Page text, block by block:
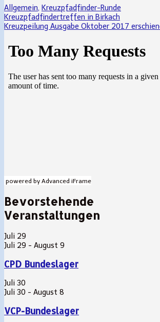
2017
am
Sonntag,
19.
Categories
Allgemein, Kreuzpfadfinder-Runde
Beitragsnavigation
Previous
post:
Kreuzpfadfindertreffen in Birkach
Next
Kreuzpeilung Ausgabe Oktober 2017
Sidebar
powered by Advanced iFrame
Bevorstehende
Veranstaltungen
Juli 29
Juli 29 - August 9
CPD Bundeslager
Juli 30
Juli 30 - August 8
VCP-Bundeslager